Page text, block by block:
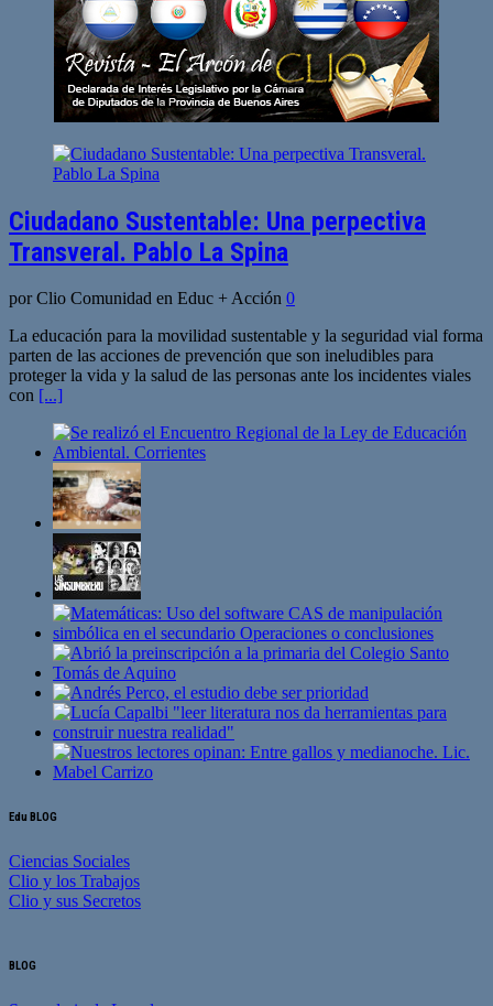
Ciudadano Sustentable: Una perpectiva
Transveral. Pablo La Spina
por Clio Comunidad en Educ + Acción 0
La educación para la movilidad sustentable y la seguridad vial forma
parten de las acciones de prevención que son ineludibles para
proteger la vida y la salud de las personas ante los incidentes viales
con [...]
Edu BLOG
Ciencias Sociales
Clio y los Trabajos
Clio y sus Secretos
BLOG